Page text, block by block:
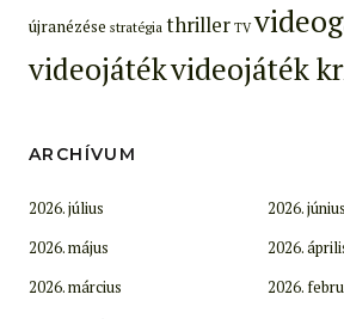
újranézése stratégia thriller TV
videojátékvideojáték
ARCHÍVUM
2026. július
2026. június
2026. május
2026.
2026. március
2026.